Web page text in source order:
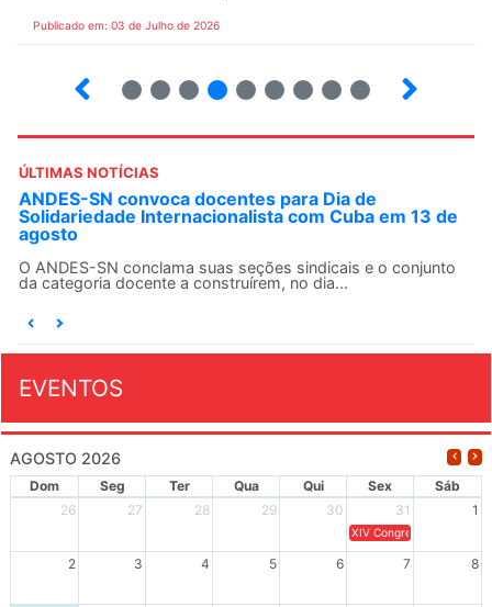
Publicado em: 03 de Julho de 2026
ÚLTIMAS NOTÍCIAS
ANDES-SN convoca docentes para Dia de
Solidariedade Internacionalista com Cuba em 13 de
agosto
O ANDES-SN conclama suas seções sindicais e o conjunto
da categoria docente a construírem, no dia...
EVENTOS
AGOSTO 2026
Dom Seg Ter Qua Qui Sex
Sáb
26
27 28 29 30 31 1
XIV Congresso Brasileiro
2 3 4 5 6 7 8